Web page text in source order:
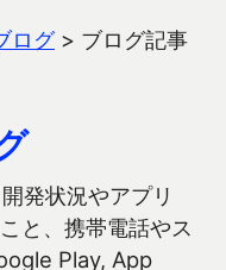
ログ> ブログ記事
発状況やアプリ
と、携帯電話やス
Play, App